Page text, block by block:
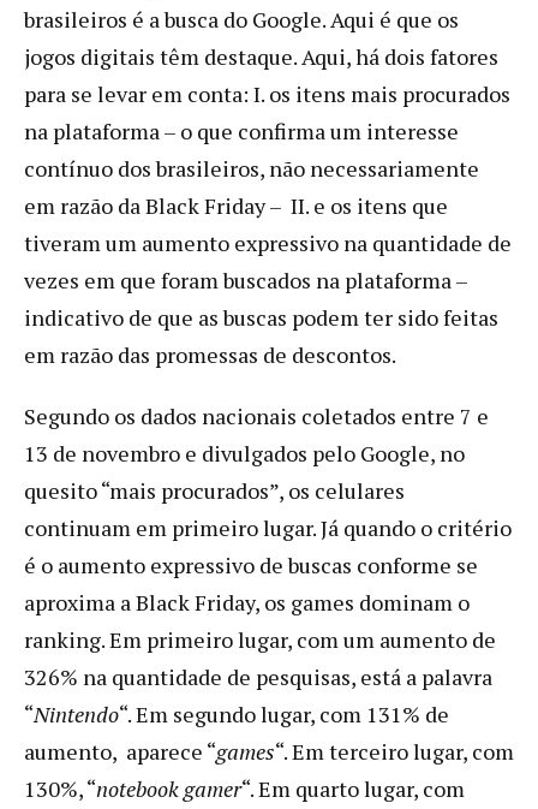
brasileiros é a busca do Google. Aqui é que os
jogos digitais têm destaque. Aqui, há dois fatores
para se levar em conta: I. os itens mais procurados
na plataforma – o que confirma um interesse
contínuo dos brasileiros, não necessariamente
em razão da Black Friday – II. e os itens que
tiveram um aumento expressivo na quantidade de
vezes em que foram buscados na plataforma –
indicativo de que as buscas podem ter sido feitas
em razão das promessas de descontos.
Segundo os dados nacionais coletados entre 7 e
13 de novembro e divulgados pelo Google, no
quesito “mais procurados”, os celulares
continuam em primeiro lugar. Já quando o critério
é o aumento expressivo de buscas conforme se
aproxima a Black Friday, os games dominam o
ranking. Em primeiro lugar, com um aumento de
326% na quantidade de pesquisas, está a palavra
“Nintendo“. Em segundo lugar, com 131% de
aumento, aparece “games“. Em terceiro lugar, com
130%, “notebook gamer“. Em quarto lugar, com